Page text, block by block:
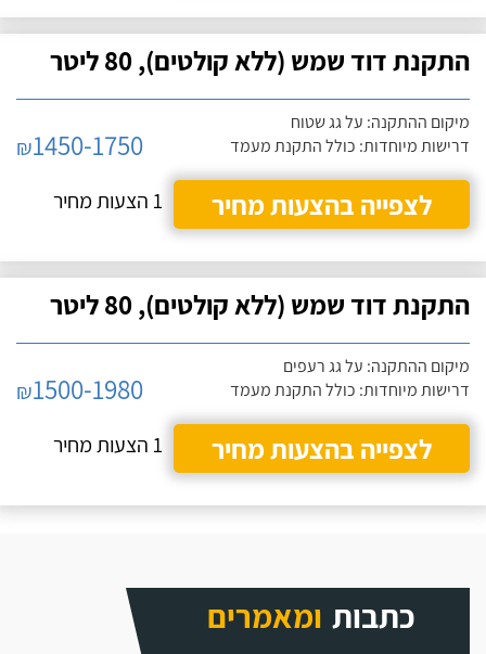
התקנת דוד שמש (ללא קולטים), 80 ליטר
מיקום ההתקנה: על גג שטוח
דרישות מיוחדות: כולל התקנת מעמד
₪1450-1750
לצפייה בהצעות מחיר
1 הצעות מחיר
התקנת דוד שמש (ללא קולטים), 80 ליטר
מיקום ההתקנה: על גג רעפים
דרישות מיוחדות: כולל התקנת מעמד
₪1500-1980
לצפייה בהצעות מחיר
1 הצעות מחיר
כתבות ומאמרים